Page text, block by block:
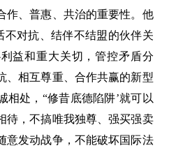
作、普惠、共治的重要性。他
不对抗、结伴不结盟的伙伴关
益和重大关切，管控矛盾分
、相互尊重、合作共赢的新型
相处，“修昔底德陷阱’就可以
待，不搞唯我独尊、强买强卖
意发动战争，不能破坏国际法